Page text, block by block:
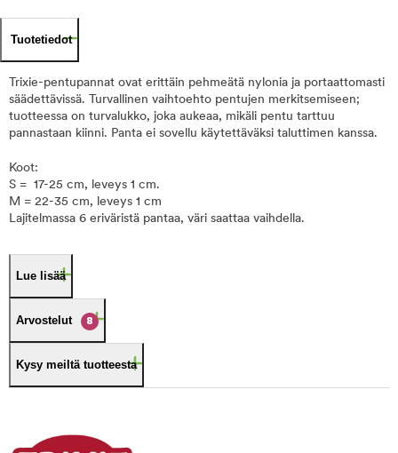
Tuotetiedot
Trixie-pentupannat ovat erittäin pehmeätä nylonia ja portaattomasti
säädettävissä. Turvallinen vaihtoehto pentujen merkitsemiseen;
tuotteessa on turvalukko, joka aukeaa, mikäli pentu tarttuu
pannastaan kiinni. Panta ei sovellu käytettäväksi taluttimen kanssa.
Koot:
S = 17-25 cm, leveys 1 cm.
M = 22-35 cm, leveys 1 cm
Lajitelmassa 6 eriväristä pantaa, väri saattaa vaihdella.
Lue lisää
Arvostelut 8
Kysy meiltä tuotteesta